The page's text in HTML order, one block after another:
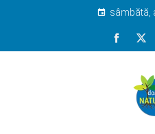
sâmbătă,